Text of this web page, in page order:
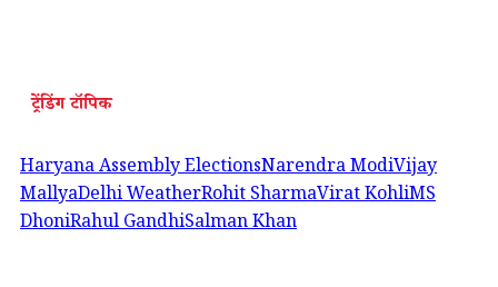
ट्रेंडिंग टॉपिक
Haryana Assembly ElectionsNarendra ModiVijay
MallyaDelhi WeatherRohit SharmaVirat KohliMS
DhoniRahul GandhiSalman Khan